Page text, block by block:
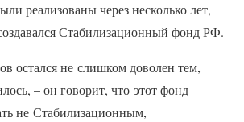
реализованы через несколько лет,
Стабилизационный фонд РФ.
остался не слишком доволен тем,
– он говорит, что этот фонд
не Стабилизационным,